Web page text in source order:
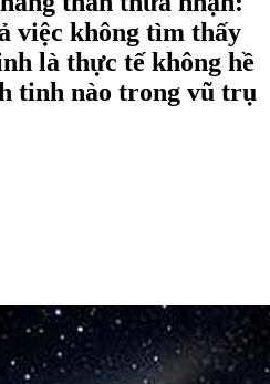
việc không tìm thấy
là thực tế không hề
tinh nào trong vũ trụ